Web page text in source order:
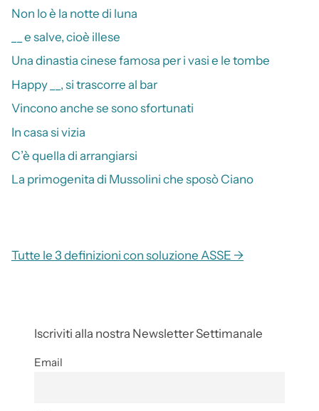
Non lo è la notte di luna
__ e salve, cioè illese
Una dinastia cinese famosa per i vasi e le tombe
Happy __, si trascorre al bar
Vincono anche se sono sfortunati
In casa si vizia
C’è quella di arrangiarsi
La primogenita di Mussolini che sposò Ciano
Tutte le 3 definizioni con soluzione ASSE →
Iscriviti alla nostra Newsletter Settimanale
Email